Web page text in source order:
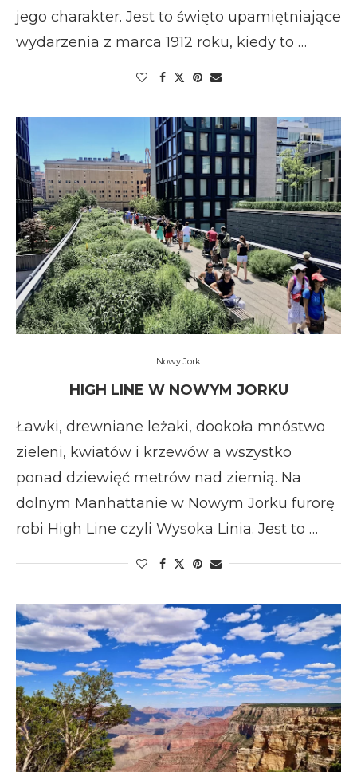
jego charakter. Jest to święto upamiętniające
wydarzenia z marca 1912 roku, kiedy to …
Nowy Jork
HIGH LINE W NOWYM JORKU
Ławki, drewniane leżaki, dookoła mnóstwo
zieleni, kwiatów i krzewów a wszystko
ponad dziewięć metrów nad ziemią. Na
dolnym Manhattanie w Nowym Jorku furorę
robi High Line czyli Wysoka Linia. Jest to …